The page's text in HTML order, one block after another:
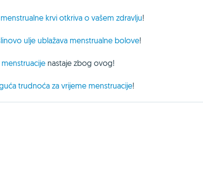
krvi otkriva o vašem zdravlju!
ulje ublažava menstrualne bolove!
nastaje zbog ovog!
trudnoća za vrijeme menstruacije!